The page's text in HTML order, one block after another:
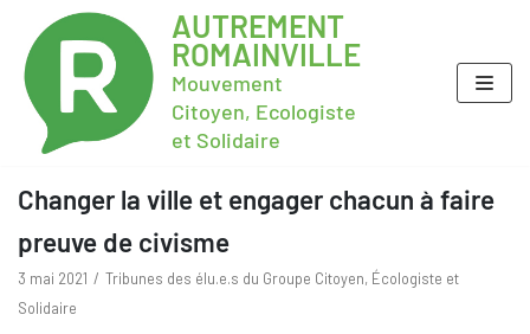
AUTREMENT
ROMAINVILLE
Mouvement
Citoyen, Ecologiste
et Solidaire
Changer la ville et engager chacun à faire
preuve de civisme
3 mai 2021
Tribunes des élu.e.s du Groupe Citoyen, Écologiste et
Solidaire